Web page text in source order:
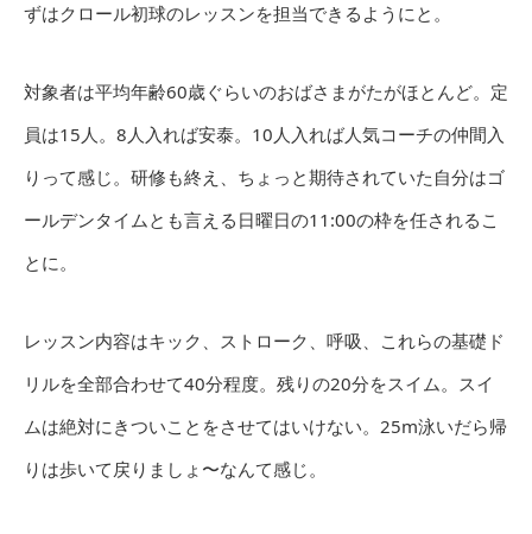
ずはクロール初球のレッスンを担当できるようにと。
対象者は平均年齢60歳ぐらいのおばさまがたがほとんど。定
員は15人。8人入れば安泰。10人入れば人気コーチの仲間入
りって感じ。研修も終え、ちょっと期待されていた自分はゴ
ールデンタイムとも言える日曜日の11:00の枠を任されるこ
とに。
レッスン内容はキック、ストローク、呼吸、これらの基礎ド
リルを全部合わせて40分程度。残りの20分をスイム。スイ
ムは絶対にきついことをさせてはいけない。25m泳いだら帰
りは歩いて戻りましょ〜なんて感じ。